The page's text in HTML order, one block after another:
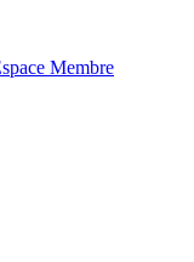
Membre